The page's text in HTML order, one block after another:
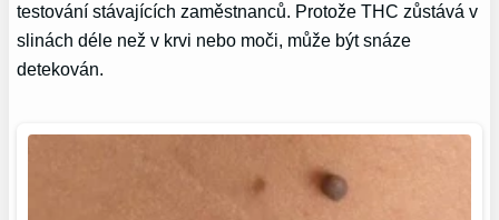
testování stávajících zaměstnanců. Protože THC zůstává v
slinách déle než v krvi nebo moči, může být snáze
detekován.